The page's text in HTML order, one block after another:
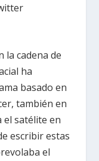
la cadena de
ha
basado en
también en
el satélite en
escribir estas
el